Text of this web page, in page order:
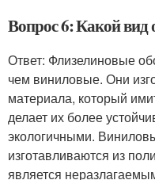
Вопрос 6: Какой вид
Ответ: Флизелиновые
чем виниловые. Они
материала, который
делает их более
экологичными.
изготавливаются из
является